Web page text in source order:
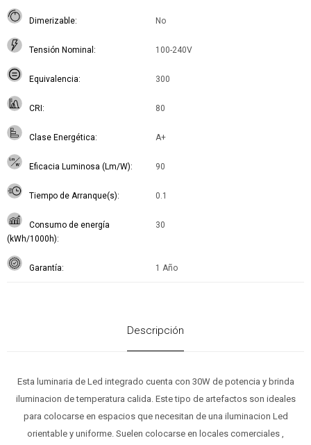
Dimerizable No
Tensión Nominal 100-240V
Equivalencia 300
CRI 80
Clase Energética A+
Eficacia Luminosa (Lm/W) 90
Tiempo de Arranque(s) 0.1
Consumo de energía
(kWh/1000h)
30
Garantía 1 Año
Descripción
Esta luminaria de Led integrado cuenta con 30W de potencia y brinda
iluminacion de temperatura calida. Este tipo de artefactos son ideales
para colocarse en espacios que necesitan de una iluminacion Led
orientable y uniforme. Suelen colocarse en locales comerciales ,